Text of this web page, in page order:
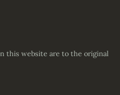
this website are to the original